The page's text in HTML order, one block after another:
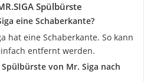
Spülbürste
eine Schaberkante?
hat eine Schaberkante. So kann
entfernt werden.
von Mr. Siga nach